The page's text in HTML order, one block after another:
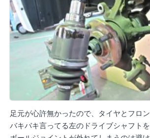
足元が心許無かったので、タイヤとフロ
バキバキ言ってる左のドライブシャフトを